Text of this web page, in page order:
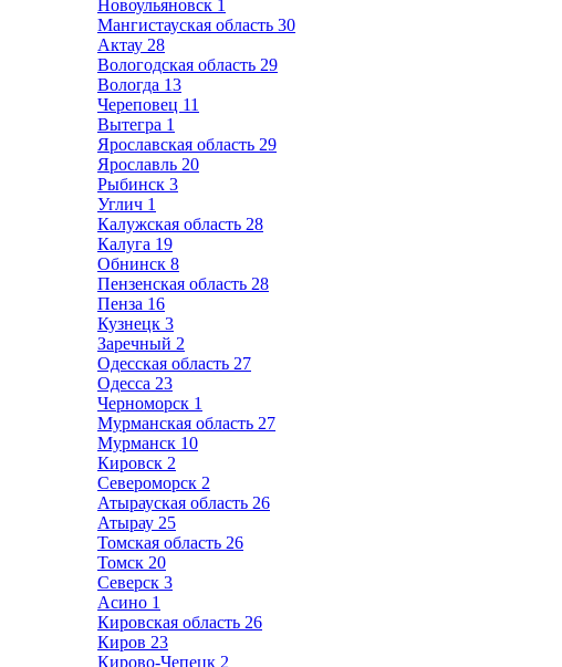
Новоульяновск 1
Мангистауская область 30
Актау 28
Вологодская область 29
Вологда 13
Череповец 11
Вытегра 1
Ярославская область 29
Ярославль 20
Рыбинск 3
Углич 1
Калужская область 28
Калуга 19
Обнинск 8
Пензенская область 28
Пенза 16
Кузнецк 3
Заречный 2
Одесская область 27
Одесса 23
Черноморск 1
Мурманская область 27
Мурманск 10
Кировск 2
Североморск 2
Атырауская область 26
Атырау 25
Томская область 26
Томск 20
Северск 3
Асино 1
Кировская область 26
Киров 23
Кирово-Чепецк 2